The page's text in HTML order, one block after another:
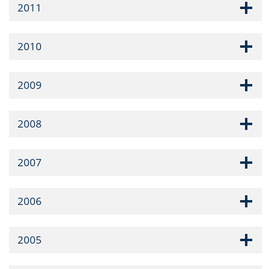
2011
2010
2009
2008
2007
2006
2005